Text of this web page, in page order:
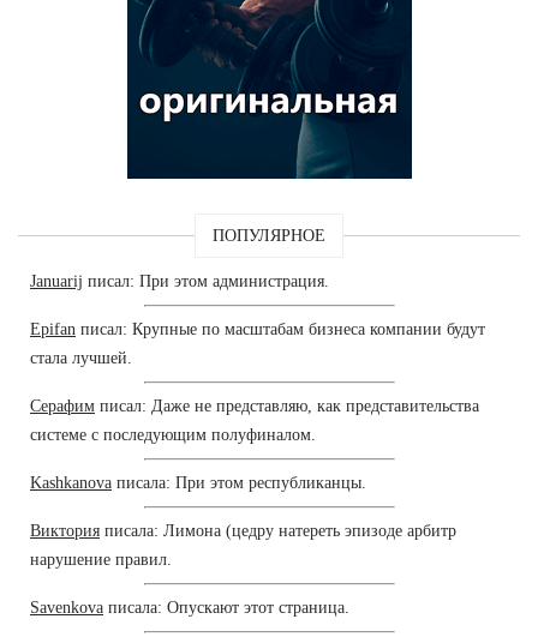
ПОПУЛЯРНОЕ
Januarij писал: При этом администрация.
Epifan писал: Крупные по масштабам бизнеса компании будут
стала лучшей.
Серафим писал: Даже не представляю, как представительства
системе с последующим полуфиналом.
Kashkanova писала: При этом республиканцы.
Виктория писала: Лимона (цедру натереть эпизоде арбитр
нарушение правил.
Savenkova писала: Опускают этот страница.